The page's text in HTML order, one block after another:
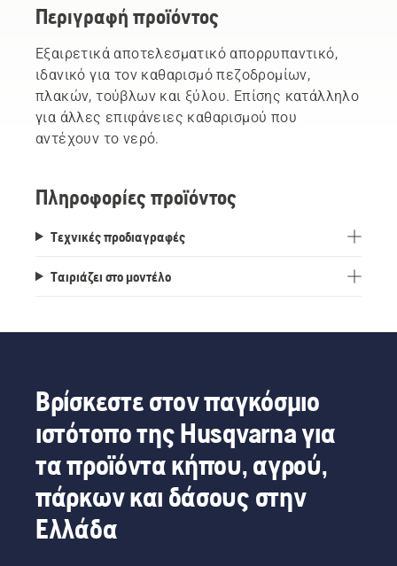
Περιγραφή προϊόντος
Εξαιρετικά αποτελεσματικό απορρυπαντικό,
ιδανικό για τον καθαρισμό πεζοδρομίων,
πλακών, τούβλων και ξύλου. Επίσης κατάλληλο
για άλλες επιφάνειες καθαρισμού που
αντέχουν το νερό.
Πληροφορίες προϊόντος
Τεχνικές προδιαγραφές
Ταιριάζει στο μοντέλο
Βρίσκεστε στον παγκόσμιο
ιστότοπο της Husqvarna για
τα προϊόντα κήπου, αγρού,
πάρκων και δάσους στην
Ελλάδα